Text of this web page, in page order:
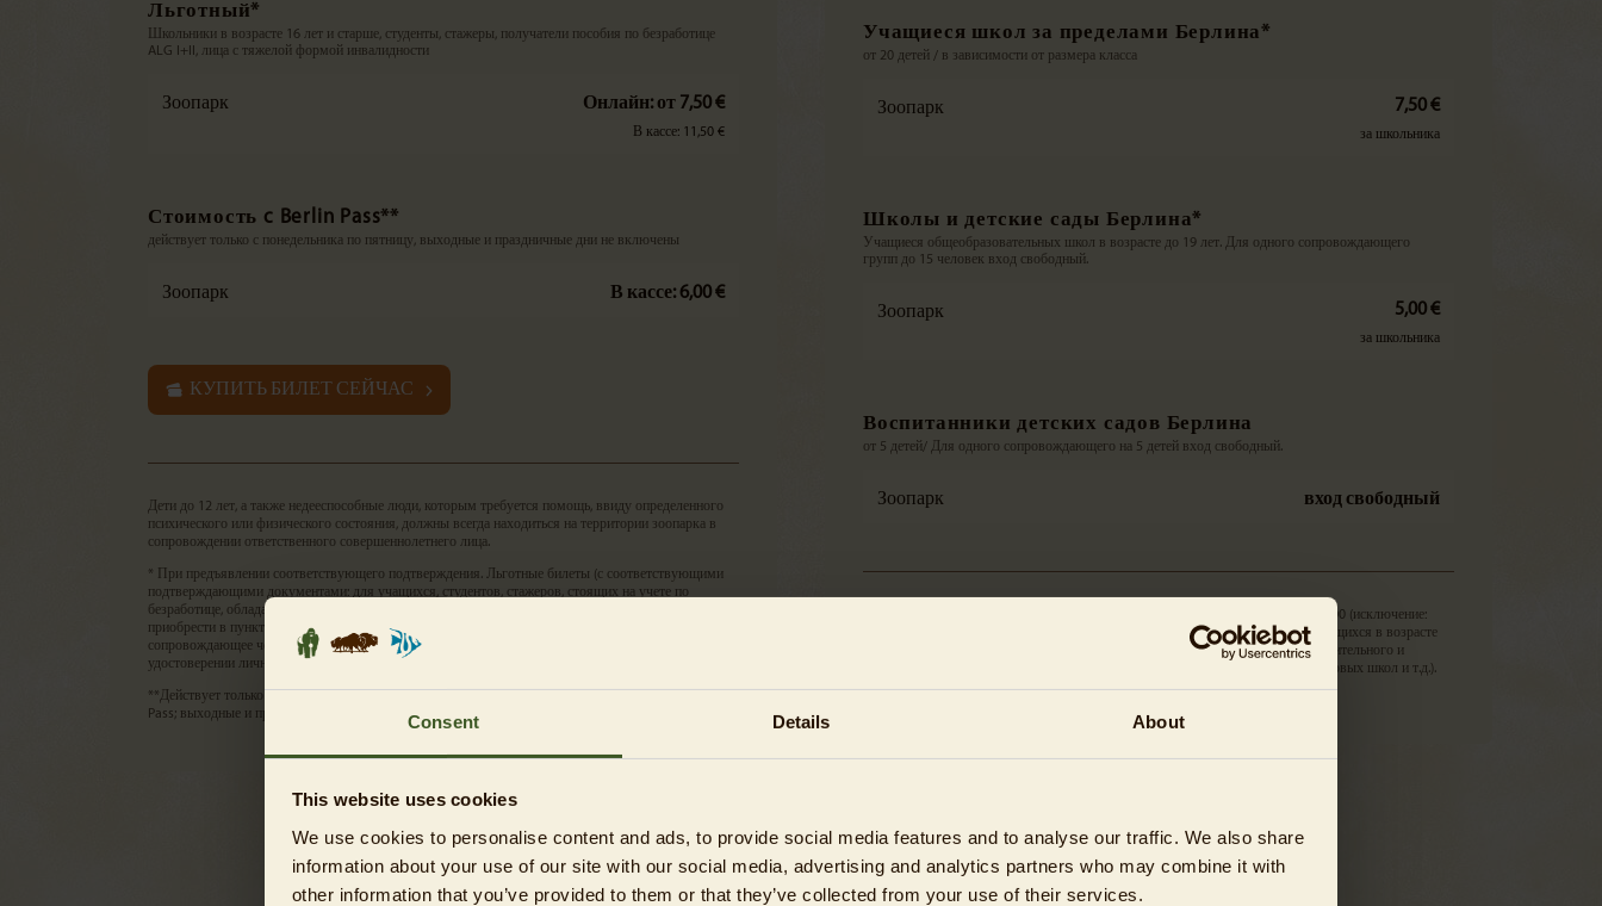
Consent Details About
This website uses cookies
We use cookies to personalise content and ads, to provide social media features and to analyse our traffic. We also share
information about your use of our site with our social media, advertising and analytics partners who may combine it with
other information that you’ve provided to them or that they’ve collected from your use of their services.
Льготный*
Школьники в возрасте 16 лет и старше, студенты, стажеры, получатели пособия по безработице
ALG I+II, лица с тяжелой формой инвалидности
Зоопарк Онлайн: от 7,50 €
В кассе: 11,50 €
Стоимость c Berlin Pass**
действует только с понедельника по пятницу, выходные и праздничные дни не включены
Зоопарк В кассе: 6,00 €
КУПИТЬ БИЛЕТ СЕЙЧАС
Дети до 12 лет, а также недееспособные люди, которым требуется помощь, ввиду определенного
психического или физического состояния, должны всегда находиться на территории зоопарка в
сопровождении ответственного совершеннолетнего лица.
* При предъявлении соответствующего подтверждения. Льготные билеты (с соответствующими
подтверждающими документами: для учащихся, студентов, стажеров, стоящих на учете по
безработице, обладателей карты Berlin Pass, лиц с тяжелой формой инвалидности) можно
приобрести в пунктах обслуживания на входе (такие пункты обозначены вывеской). Лицо,
сопровождающее человека с тяжелой формой инвалидности, при наличии отметки в
удостоверении личности, будет пропущено бесплатно.
**Действует только с понедельника по пятницу при предъявлении действительной карты Berlin
Pass; выходные и праздничные дни не включены.
Учащиеся школ за пределами Берлина*
от 20 детей / в зависимости от размера класса
Зоопарк 7,50 €
за школьника
Школы и детские сады Берлина*
Учащиеся общеобразовательных школ в возрасте до 19 лет. Для одного сопровождающего
групп до 15 человек вход свободный.
Зоопарк 5,00 €
за школьника
Воспитанники детских садов Берлина
от 5 детей/ Для одного сопровождающего на 5 детей вход свободный.
Зоопарк вход свободный
* Кроме воскресных и праздничных дней. Действует в будние дни с 9.00 до 14.00 (исключение:
школы продленного дня), при предъявлении справки из школы. Только для учащихся в возрасте
до 19 лет из общеобразовательных школ, не для учащихся учреждений дополнительного и
профессионального образования (профессионально-технических училищ, языковых школ и т.д.).
Для одного сопровождающего групп до 15 человек вход свободный.